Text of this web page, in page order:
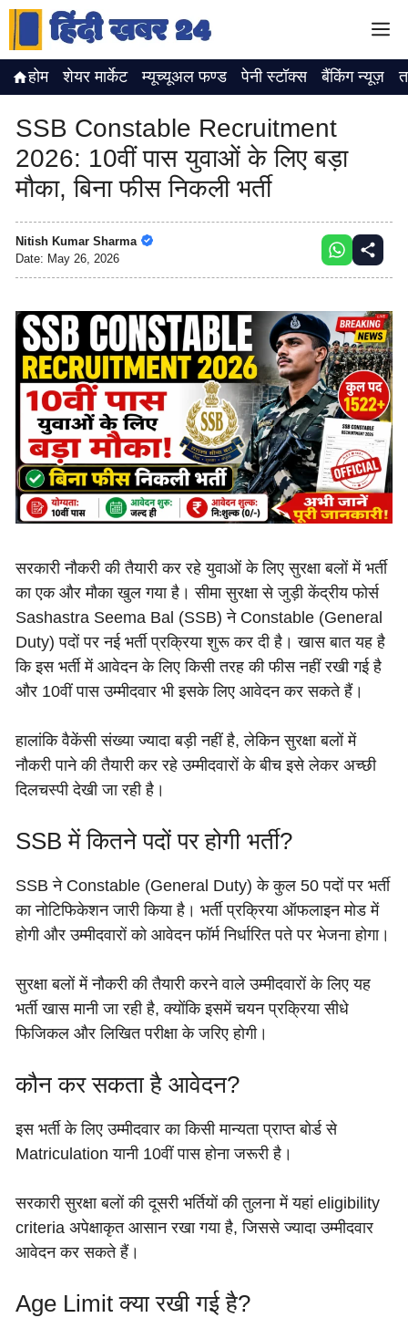
Skip
content
होम शेयर मार्केट म्यूच्यूअल फण्ड पेनी स्टॉक्स बैंकिंग न्यूज़
SSB Constable Recruitment
2026: 10वीं पास युवाओं के लिए बड़ा
मौका, बिना फीस निकली भर्ती
Nitish Kumar Sharma
Date: May 26, 2026
सरकारी नौकरी की तैयारी कर रहे युवाओं के लिए सुरक्षा बलों में भर्ती
का एक और मौका खुल गया है। सीमा सुरक्षा से जुड़ी केंद्रीय फोर्स
Sashastra Seema Bal (SSB) ने Constable (General
Duty) पदों पर नई भर्ती प्रक्रिया शुरू कर दी है। खास बात यह है
कि इस भर्ती में आवेदन के लिए किसी तरह की फीस नहीं रखी गई है
और 10वीं पास उम्मीदवार भी इसके लिए आवेदन कर सकते हैं।
हालांकि वैकेंसी संख्या ज्यादा बड़ी नहीं है, लेकिन सुरक्षा बलों में
नौकरी पाने की तैयारी कर रहे उम्मीदवारों के बीच इसे लेकर अच्छी
दिलचस्पी देखी जा रही है।
SSB में कितने पदों पर होगी भर्ती?
SSB ने Constable (General Duty) के कुल 50 पदों पर भर्ती
का नोटिफिकेशन जारी किया है। भर्ती प्रक्रिया ऑफलाइन मोड में
होगी और उम्मीदवारों को आवेदन फॉर्म निर्धारित पते पर भेजना होगा।
सुरक्षा बलों में नौकरी की तैयारी करने वाले उम्मीदवारों के लिए यह
भर्ती खास मानी जा रही है, क्योंकि इसमें चयन प्रक्रिया सीधे
फिजिकल और लिखित परीक्षा के जरिए होगी।
कौन कर सकता है आवेदन?
इस भर्ती के लिए उम्मीदवार का किसी मान्यता प्राप्त बोर्ड से
Matriculation यानी 10वीं पास होना जरूरी है।
सरकारी सुरक्षा बलों की दूसरी भर्तियों की तुलना में यहां eligibility
criteria अपेक्षाकृत आसान रखा गया है, जिससे ज्यादा उम्मीदवार
आवेदन कर सकते हैं।
Age Limit क्या रखी गई है?